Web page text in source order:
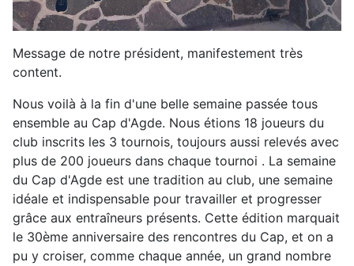
Message de notre président, manifestement très
content.
Nous voilà à la fin d'une belle semaine passée tous
ensemble au Cap d'Agde. Nous étions 18 joueurs du
club inscrits les 3 tournois, toujours aussi relevés avec
plus de 200 joueurs dans chaque tournoi . La semaine
du Cap d'Agde est une tradition au club, une semaine
idéale et indispensable pour travailler et progresser
grâce aux entraîneurs présents. Cette édition marquait
le 30ème anniversaire des rencontres du Cap, et on a
pu y croiser, comme chaque année, un grand nombre